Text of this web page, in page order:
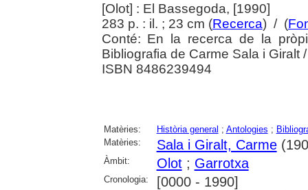
[Olot] : El Bassegoda, [1990]
283 p. : il. ; 23 cm (Recerca) / (
Conté: En la recerca de la
Bibliografia de Carme Sala i Giralt
ISBN 8486239494
Matèries: Història general ; Antologies ;
Matèries:
Sala i Giralt, Carme
Àmbit: Olot; Garrotxa
Cronologia: [0000 - 1990]